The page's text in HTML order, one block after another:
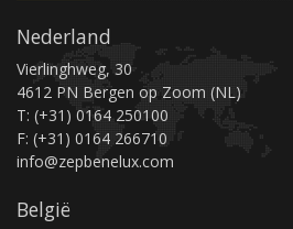
Nederland
Vierlinghweg, 30
4612 PN Bergen op Zoom (NL)
T: (+31) 0164 250100
F: (+31) 0164 266710
info@zepbenelux.com
België